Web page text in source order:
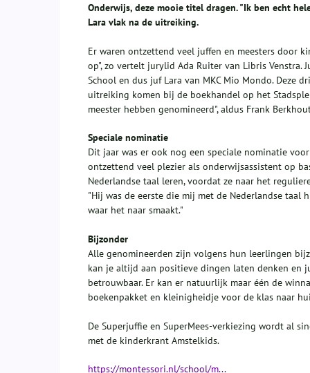
Onderwijs, deze mooie titel dragen. "Ik ben echt
Lara vlak na de uitreiking.
Er waren ontzettend veel juffen en meesters door
op", zo vertelt jurylid Ada Ruiter van Libris Venstra.
School en dus juf Lara van MKC Mio Mondo. Deze
uitreiking komen bij de boekhandel op het
meester hebben genomineerd", aldus Frank
Speciale nominatie
Dit jaar was er ook nog een speciale nominatie
ontzettend veel plezier als onderwijsassistent op
Nederlandse taal leren, voordat ze naar het
"Hij was de eerste die mij met de Nederlandse
waar het naar smaakt."
Bijzonder
Alle genomineerden zijn volgens hun leerlingen
kan je altijd aan positieve dingen laten denken en
betrouwbaar. Er kan er natuurlijk maar één de
boekenpakket en kleinigheidje voor de klas naar
De Superjuffie en SuperMees-verkiezing wordt al
met de kinderkrant Amstelkids.
https://montessori.nl/school/m...